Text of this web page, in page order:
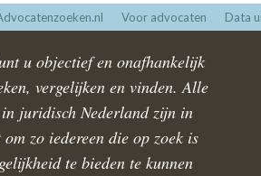
Voor advocaten Data
u objectief en onafhankelijk
vergelijken en vinden. Alle
juridisch Nederland zijn in
zo iedereen die op zoek is
te bieden te kunnen